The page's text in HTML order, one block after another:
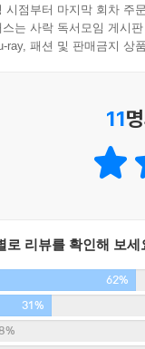
고 지금에 이르기까
있어 흡사 한편의 소
곡가 구스타프 말러
는 뛰어난 재능을
박탈당하고 불행 속
에서는 윤이상과의
백미로, 정치적 수
아름다운 음악을 작
파시즘에 억압당한
의 음악을 사랑하
시점부터 마지막 회차 주
는 사락 독서모임 게시
ray, 패션 및 판매금지 상
11
로 리뷰를 확인해 보세
62%
31%